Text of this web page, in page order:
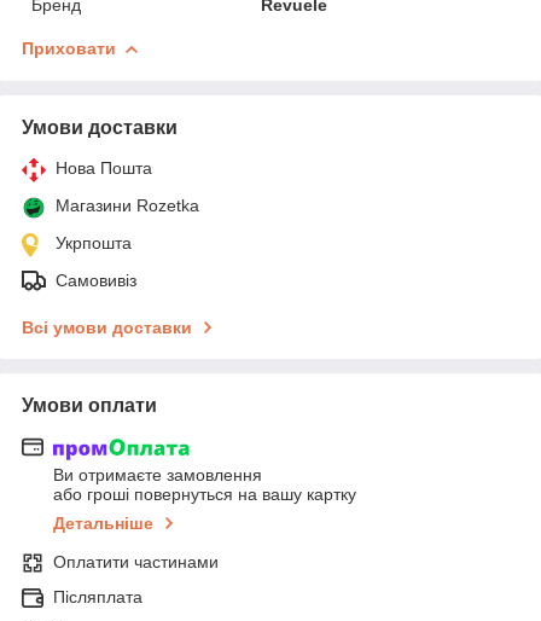
Бренд
Revuele
Приховати
Умови доставки
Нова Пошта
Магазини Rozetka
Укрпошта
Самовивіз
Всі умови доставки
Умови оплати
Ви отримаєте замовлення
або гроші повернуться на вашу картку
Детальніше
Оплатити частинами
Післяплата